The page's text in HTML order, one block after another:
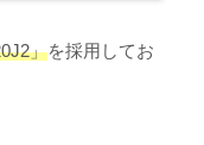
」を採用してお